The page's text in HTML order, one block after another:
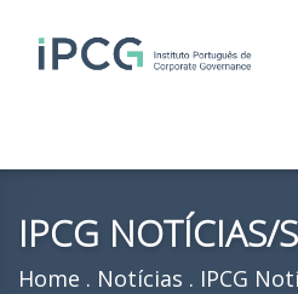
IPCG NOTÍCIAS/
Home Notícias
IPCG